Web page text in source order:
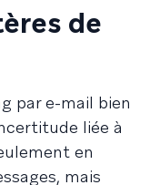
de
par e-mail bien
liée à
en
mais